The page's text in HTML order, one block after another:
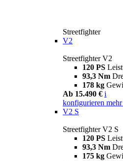
Streetfighter
V2
Streetfighter V2
120 PS
93,3 Nm
178 kg
Ab 15.490 € i
konfigurieren
V2 S
Streetfighter V2 S
120 PS
93,3 Nm
175 kg